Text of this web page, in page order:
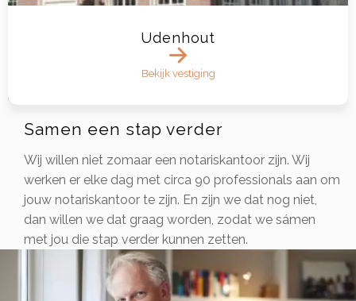
Udenhout
Bekijk vestiging
Samen een stap verder
Wij willen niet zomaar een notariskantoor zijn. Wij
werken er elke dag met circa 90 professionals aan om
jouw notariskantoor te zijn. En zijn we dat nog niet,
dan willen we dat graag worden, zodat we sámen
met jou die stap verder kunnen zetten.